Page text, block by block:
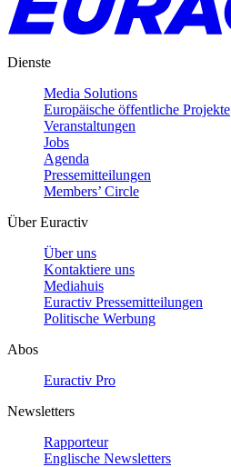
Dienste
Media Solutions
Europäische öffentliche Projekte
Veranstaltungen
Jobs
Agenda
Pressemitteilungen
Members’ Circle
Über Euractiv
Über uns
Kontaktiere uns
Mediahuis
Euractiv Pressemitteilungen
Politische Werbung
Abos
Euractiv Pro
Newsletters
Rapporteur
Englische Newsletters